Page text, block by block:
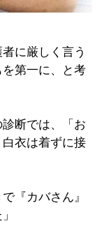
に厳しく言う
第一に、と考
断では、「お
衣は着ずに接
『カバさん』